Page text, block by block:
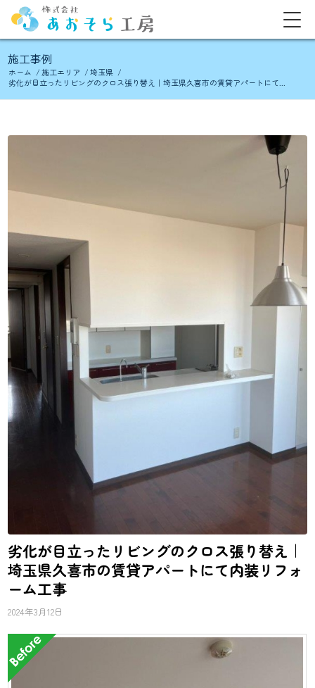
施工事例
ホーム / 施工エリア / 埼玉県 /
劣化が目立ったリビングのクロス張り替え｜埼玉県久喜市の賃貸アパートにて...
劣化が目立ったリビングのクロス張り替え｜
埼玉県久喜市の賃貸アパートにて内装リフォ
ーム工事
2024年3月12日